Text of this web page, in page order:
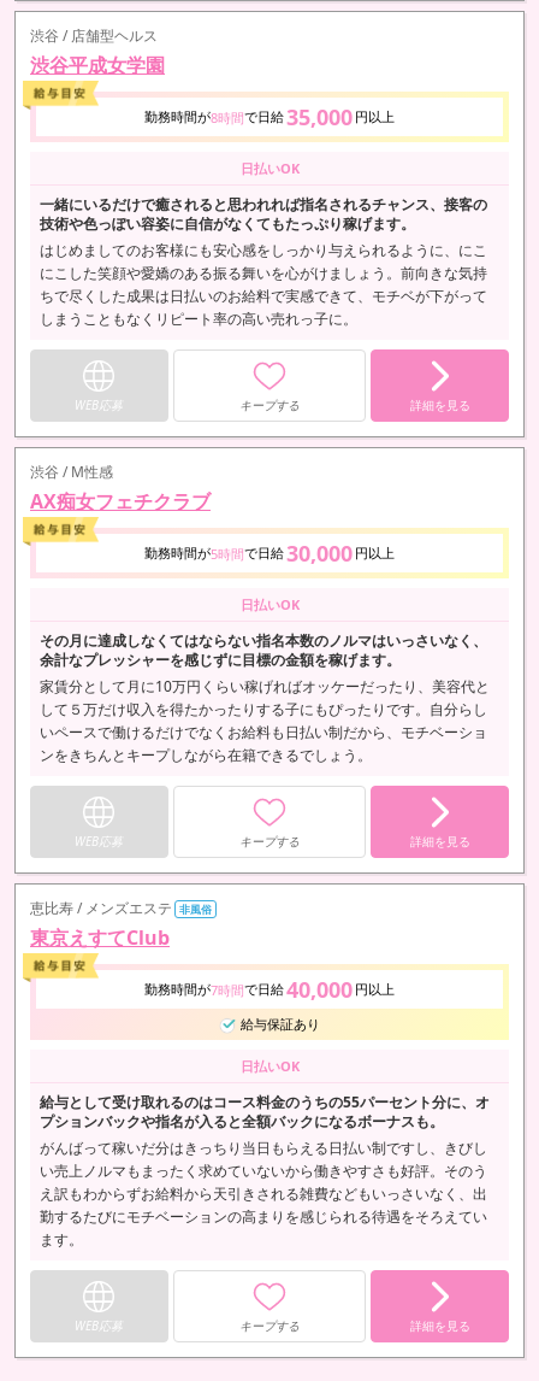
渋谷 / 店舗型ヘルス
渋谷平成女学園
勤務時間が8時間で日給35,000 円以上
日払いOK
一緒にいるだけで癒されると思われれば指名されるチャンス、接客の
技術や色っぽい容姿に自信がなくてもたっぷり稼げます。
はじめましてのお客様にも安心感をしっかり与えられるように、にこ
にこした笑顔や愛嬌のある振る舞いを心がけましょう。前向きな気持
ちで尽くした成果は日払いのお給料で実感できて、モチベが下がって
しまうこともなくリピート率の高い売れっ子に。
WEB応募 キープする 詳細を見る
渋谷 / M性感
AX痴女フェチクラブ
勤務時間が5時間で日給30,000 円以上
日払いOK
その月に達成しなくてはならない指名本数のノルマはいっさいなく、
余計なプレッシャーを感じずに目標の金額を稼げます。
家賃分として月に10万円くらい稼げればオッケーだったり、美容代と
して５万だけ収入を得たかったりする子にもぴったりです。自分らし
いペースで働けるだけでなくお給料も日払い制だから、モチベーショ
ンをきちんとキープしながら在籍できるでしょう。
WEB応募 キープする 詳細を見る
恵比寿 / メンズエステ 非風俗
東京えすてClub
勤務時間が7時間で日給40,000 円以上
給与保証あり
日払いOK
給与として受け取れるのはコース料金のうちの55パーセント分に、オ
プションバックや指名が入ると全額バックになるボーナスも。
がんばって稼いだ分はきっちり当日もらえる日払い制ですし、きびし
い売上ノルマもまったく求めていないから働きやすさも好評。そのう
え訳もわからずお給料から天引きされる雑費などもいっさいなく、出
勤するたびにモチベーションの高まりを感じられる待遇をそろえてい
ます。
WEB応募 キープする 詳細を見る